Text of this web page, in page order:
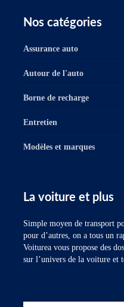
Nos catégories
Assurance auto
Autour de l'auto
Borne de recharge
Entretien
Modèles et marques
La voiture et plus
Simple moyen de transport
pour d’autres, on a tous un
Voiturea vous propose des
sur l’univers de la voiture et